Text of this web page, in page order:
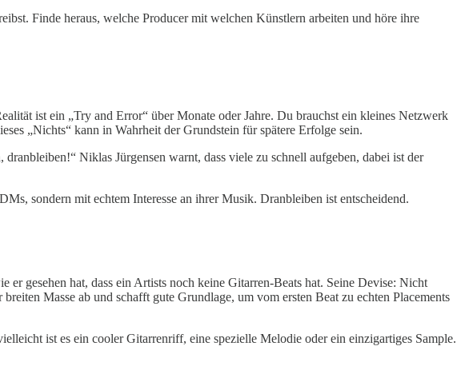
Finde heraus, welche Producer mit welchen Künstlern arbeiten und höre ihre
ist ein „Try and Error“ über Monate oder Jahre. Du brauchst ein kleines Netzwerk
„Nichts“ kann in Wahrheit der Grundstein für spätere Erfolge sein.
Niklas Jürgensen warnt, dass viele zu schnell aufgeben, dabei ist der
sondern mit echtem Interesse an ihrer Musik. Dranbleiben ist entscheidend.
gesehen hat, dass ein Artists noch keine Gitarren-Beats hat. Seine Devise: Nicht
Masse ab und schafft gute Grundlage, um vom ersten Beat zu echten Placements
ist es ein cooler Gitarrenriff, eine spezielle Melodie oder ein einzigartiges Sample.